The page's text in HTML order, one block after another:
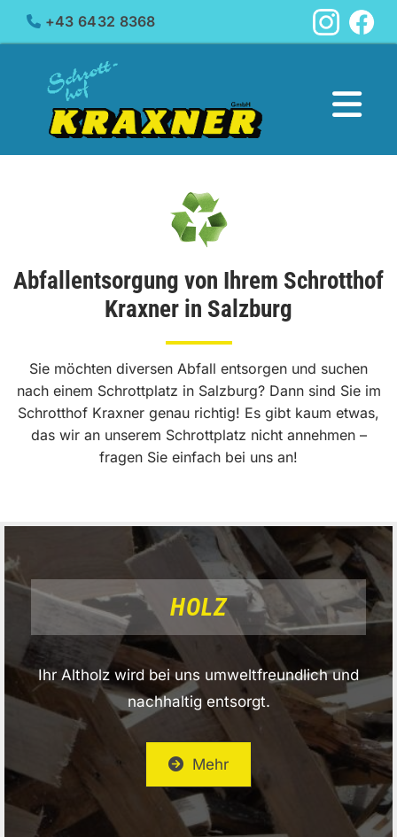
 +43 6432 8368
Abfallentsorgung von Ihrem Schrotthof
Kraxner in Salzburg
Sie möchten diversen Abfall entsorgen und suchen
nach einem Schrottplatz in Salzburg? Dann sind Sie im
Schrotthof Kraxner genau richtig! Es gibt kaum etwas,
das wir an unserem Schrottplatz nicht annehmen –
fragen Sie einfach bei uns an!
HOLZ
Ihr Altholz wird bei uns umweltfreundlich und
nachhaltig entsorgt.
Mehr